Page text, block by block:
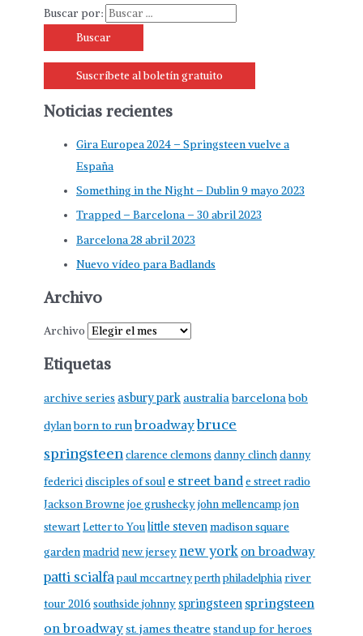
Buscar por:
Suscríbete al boletín gratuito
Noticias recientes
Gira Europea 2024 – Springsteen vuelve a
España
Something in the Night – Dublin 9 mayo 2023
Trapped – Barcelona – 30 abril 2023
Barcelona 28 abril 2023
Nuevo vídeo para Badlands
Archivo
Archivo
Etiquetas
archive series asbury park australiabarcelonabob
dylanborn to runbroadwaybruce
springsteenclarence clemons danny clinchdanny
federicidisciples of soul e street band e street radio
Jackson Browne joe grusheckyjohn mellencamp jon
stewartLetter to Youlittle stevenmadison square
gardenmadridnew jerseynew york on broadway
patti scialfapaul mccartneyperthphiladelphiariver
tour 2016southside johnny springsteen springsteen
on broadway st. james theatre stand up for heroes